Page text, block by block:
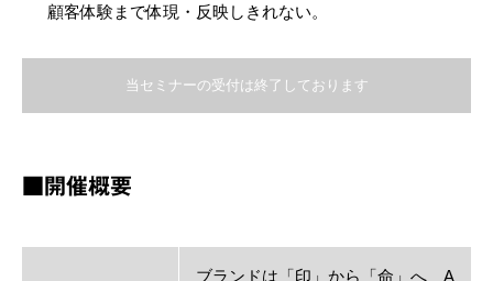
顧客体験まで体現・反映しきれない。
当セミナーの受付は終了しております
■開催概要
ブランドは「印」から「命」へ A